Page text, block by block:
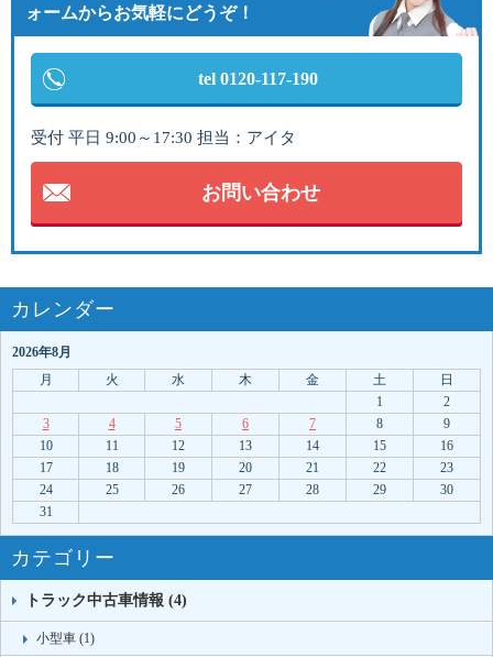
ォームからお気軽にどうぞ！
tel 0120-117-190
受付 平日 9:00～17:30 担当：アイタ
お問い合わせ
カレンダー
2026年8月
月
火 水 木 金 土
日
1
2
3
4 5 6 7 8
9
10
11 12 13 14 15
16
17
18 19 20 21 22
23
24
25 26 27 28 29
30
31
カテゴリー
トラック中古車情報 (4)
小型車 (1)